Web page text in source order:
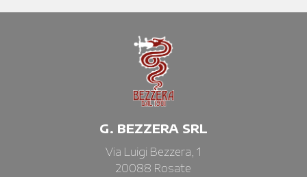
G. BEZZERA SRL
Via Luigi Bezzera, 1
20088 Rosate